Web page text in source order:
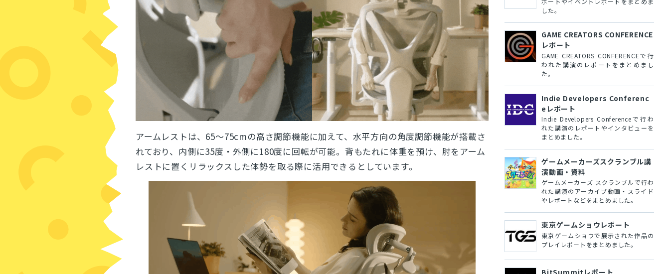
アームレストは、65〜75cmの高さ調節機能に加えて、水平方向の角度調節機能が搭載さ
れており、内側に35度・外側に180度に回転が可能。背もたれに体重を預け、肘をアーム
レストに置くリラックスした体勢を取る際に活用できるとしています。
した。
GAME CREATORS CONFERENCE
レポート
GAME CREATORS CONFERENCEで行
われた講演のレポートをまとめまし
た。
Indie Developers Conferenc
eレポート
Indie Developers Conferenceで行わ
れた講演のレポートやインタビューを
まとめました。
ゲームメーカーズスクランブル講
演動画・資料
ゲームメーカーズ スクランブルで行わ
れた講演のアーカイブ動画・スライド
やレポートなどをまとめました。
東京ゲームショウレポート
東京ゲームショウで展示された作品の
プレイレポートをまとめました。
BitSummitレポート